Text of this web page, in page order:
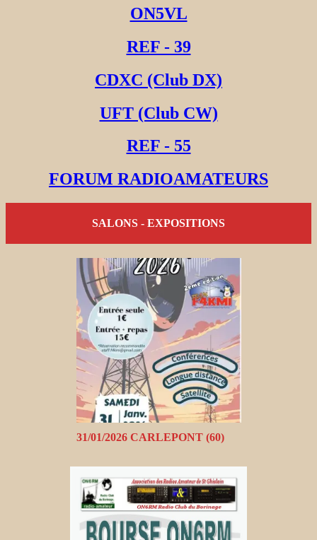
ON5VL
REF - 39
CDXC (Club DX)
UFT (Club CW)
REF - 55
FORUM RADIOAMATEURS
SALONS - EXPOSITIONS
31/01/2026 CARLEPONT (60)